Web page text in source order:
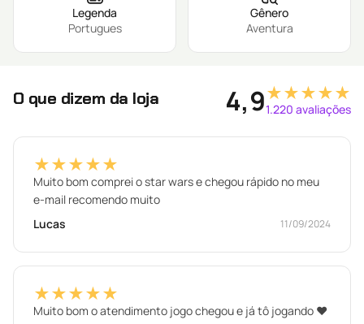
Legenda
Portugues
Gênero
Aventura
O que dizem da loja 4,9★★★★★
1.220 avaliações
★★★★★
Muito bom comprei o star wars e chegou rápido no meu
e-mail recomendo muito
Lucas
11/09/2024
★★★★★
Muito bom o atendimento jogo chegou e já tô jogando ❤️